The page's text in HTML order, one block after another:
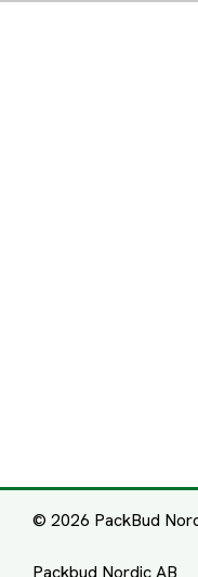
© 2026 PackBud
Packbud Nordic AB